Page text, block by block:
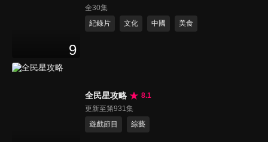
9
全30集
紀錄片
文化 中國 美食
全民星攻略
8.1
更新至第931集
遊戲節目
綜藝